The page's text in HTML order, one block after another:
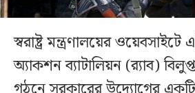
স্বরাষ্ট্র মন্ত্রণালয়ের
অ্যাকশন ব্যাটালিয়ন (র‌্যাব)